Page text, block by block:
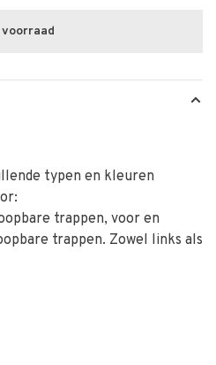
voorraad
typen en kleuren
trappen, voor en
trappen. Zowel links als